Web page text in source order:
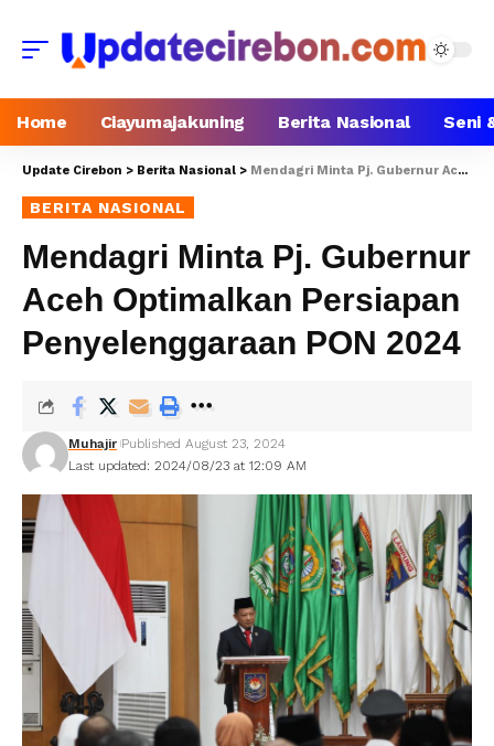
Home Ciayumajakuning Berita Nasional Seni
Update Cirebon > Berita Nasional > Mendagri Minta Pj. Gubernur Aceh Optimalkan Persiapan Penyelenggaraan PON 2024
BERITA NASIONAL
Mendagri Minta Pj. Gubernur
Aceh Optimalkan Persiapan
Penyelenggaraan PON 2024
Last updated: 2024/08/23 at 12:09 AM
Muhajir Published August 23, 2024